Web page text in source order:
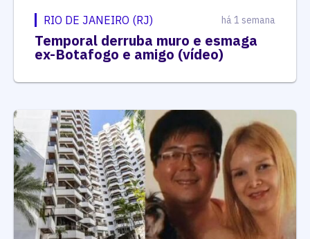
RIO DE JANEIRO (RJ) há 1 semana
Temporal derruba muro e esmaga
ex-Botafogo e amigo (vídeo)